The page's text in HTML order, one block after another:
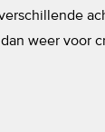
weer voor